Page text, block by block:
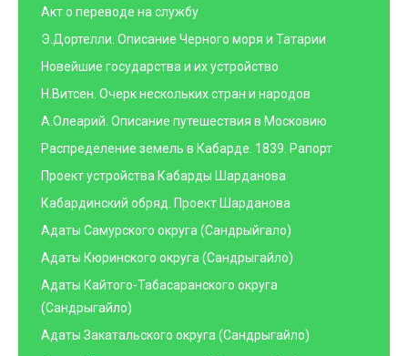
Акт о переводе на службу
Э.Дортелли. Описание Черного моря и Татарии
Новейшие государства и их устройство
Н.Витсен. Очерк нескольких стран и народов
А.Олеарий. Описание путешествия в Московию
Распределение земель в Кабарде. 1839. Рапорт
Проект устройства Кабарды Шарданова
Кабардинский обряд. Проект Шарданова
Адаты Самурского округа (Сандрыйгало)
Адаты Кюринского округа (Сандрыгайло)
Адаты Кайтого-Табасаранского округа
(Сандрыгайло)
Адаты Закатальского округа (Сандрыгайло)